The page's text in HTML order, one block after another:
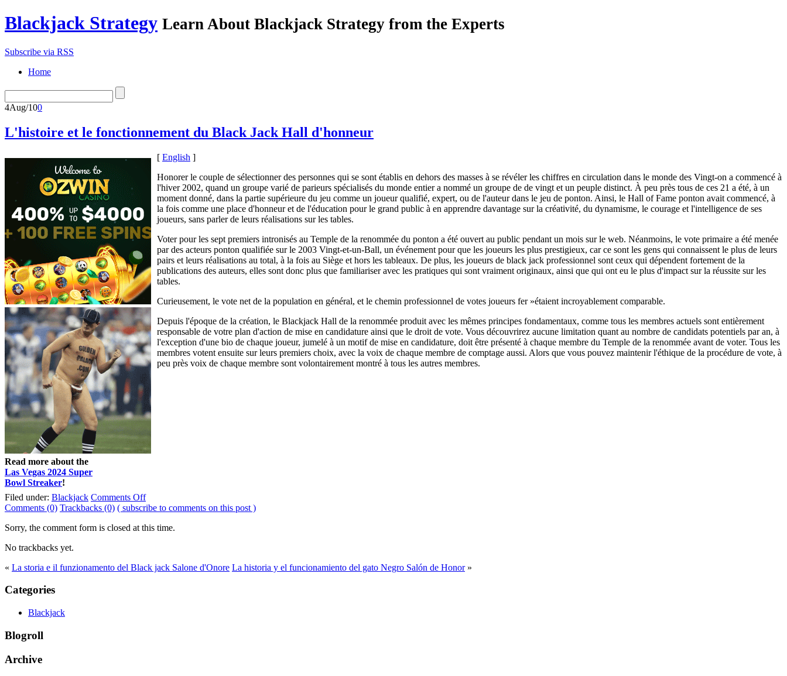
Blackjack Strategy Learn About Blackjack Strategy from the Experts
Subscribe via RSS
Home
4Aug/100
L'histoire et le fonctionnement du Black Jack Hall d'honneur
Read more about the
Las Vegas 2024 Super
Bowl Streaker!
[ English ]
Honorer le couple de sélectionner des personnes qui se sont établis en dehors des masses à se révéler les chiffres en circulation dans le monde des Vingt-on a commencé à
l'hiver 2002, quand un groupe varié de parieurs spécialisés du monde entier a nommé un groupe de de vingt et un peuple distinct. À peu près tous de ces 21 a été, à un
moment donné, dans la partie supérieure du jeu comme un joueur qualifié, expert, ou de l'auteur dans le jeu de ponton. Ainsi, le Hall of Fame ponton avait commencé, à
la fois comme une place d'honneur et de l'éducation pour le grand public à en apprendre davantage sur la créativité, du dynamisme, le courage et l'intelligence de ses
joueurs, sans parler de leurs réalisations sur les tables.
Voter pour les sept premiers intronisés au Temple de la renommée du ponton a été ouvert au public pendant un mois sur le web. Néanmoins, le vote primaire a été menée
par des acteurs ponton qualifiée sur le 2003 Vingt-et-un-Ball, un événement pour que les joueurs les plus prestigieux, car ce sont les gens qui connaissent le plus de leurs
pairs et leurs réalisations au total, à la fois au Siège et hors les tableaux. De plus, les joueurs de black jack professionnel sont ceux qui dépendent fortement de la
publications des auteurs, elles sont donc plus que familiariser avec les pratiques qui sont vraiment originaux, ainsi que qui ont eu le plus d'impact sur la réussite sur les
tables.
Curieusement, le vote net de la population en général, et le chemin professionnel de votes joueurs fer »étaient incroyablement comparable.
Depuis l'époque de la création, le Blackjack Hall de la renommée produit avec les mêmes principes fondamentaux, comme tous les membres actuels sont entièrement
responsable de votre plan d'action de mise en candidature ainsi que le droit de vote. Vous découvrirez aucune limitation quant au nombre de candidats potentiels par an, à
l'exception d'une bio de chaque joueur, jumelé à un motif de mise en candidature, doit être présenté à chaque membre du Temple de la renommée avant de voter. Tous les
membres votent ensuite sur leurs premiers choix, avec la voix de chaque membre de comptage aussi. Alors que vous pouvez maintenir l'éthique de la procédure de vote, à
peu près voix de chaque membre sont volontairement montré à tous les autres membres.
Filed under: Blackjack Comments Off
Comments (0) Trackbacks (0) ( subscribe to comments on this post )
Sorry, the comment form is closed at this time.
No trackbacks yet.
« La storia e il funzionamento del Black jack Salone d'Onore La historia y el funcionamiento del gato Negro Salón de Honor»
Categories
Blackjack
Blogroll
Archive